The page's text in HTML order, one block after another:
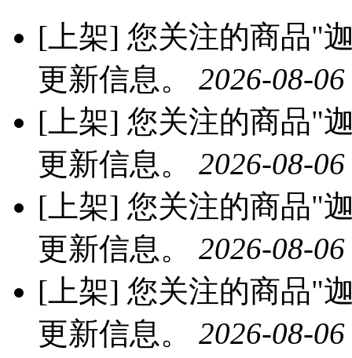
[上架] 您关注的商品"
更新信息。 2026-08-
[上架] 您关注的商品"
更新信息。 2026-08-
[上架] 您关注的商品"
更新信息。 2026-08-
[上架] 您关注的商品"
更新信息。 2026-08-